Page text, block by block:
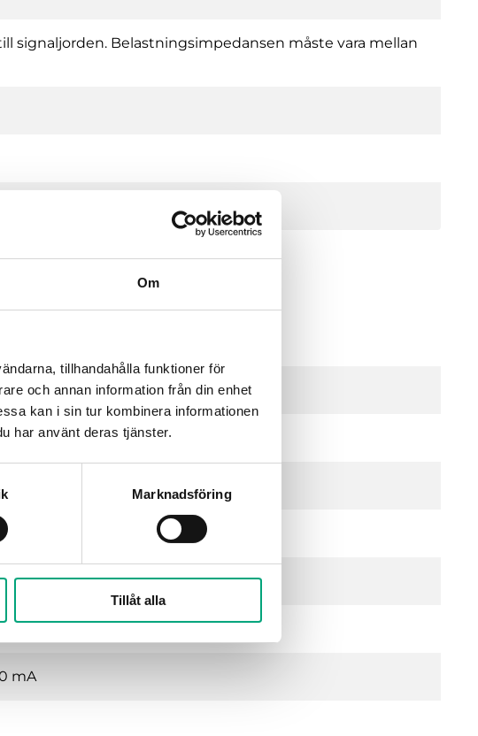
Om
tillhandahålla funktioner för
och annan information från din enhet
kan i sin tur kombinera informationen
har använt deras tjänster.
Marknadsföring
Tillåt alla
signaljorden. Belastningsimpedansen måste vara mellan
och icke-aggressiva gaser
mA